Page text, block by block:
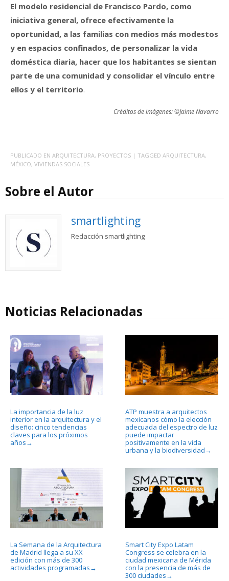
El modelo residencial de Francisco Pardo, como
iniciativa general, ofrece efectivamente la
oportunidad, a las familias con medios más modestos
y en espacios confinados, de personalizar la vida
doméstica diaria, hacer que los habitantes se sientan
parte de una comunidad y consolidar el vínculo entre
ellos y el territorio.
Créditos de imágenes: ©Jaime Navarro
PUBLICADO EN ARQUITECTURA, PROYECTOS | TAGGED ARQUITECTURA,
MÉXICO, VIVIENDAS SOCIALES
Sobre el Autor
smartlighting
Redacción smartlighting
Noticias Relacionadas
La importancia de la luz
interior en la arquitectura y el
diseño: cinco tendencias
claves para los próximos
años →
ATP muestra a arquitectos
mexicanos cómo la elección
adecuada del espectro de luz
puede impactar
positivamente en la vida
urbana y la biodiversidad →
La Semana de la Arquitectura
de Madrid llega a su XX
edición con más de 300
actividades programadas →
Smart City Expo Latam
Congress se celebra en la
ciudad mexicana de Mérida
con la presencia de más de
300 ciudades →